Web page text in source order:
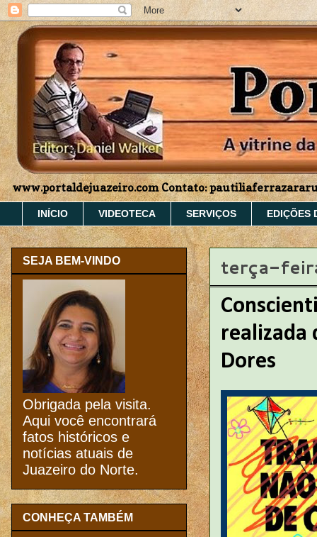
www.portaldejuazeiro.com Contato:
INÍCIO VIDEOTECA SERVIÇOS EDIÇÕES
terça-
realizada
Dores
SEJA BEM-VINDO
Obrigada pela visita.
Aqui você encontrará
fatos históricos e
notícias atuais de
Juazeiro do Norte.
CONHEÇA TAMBÉM